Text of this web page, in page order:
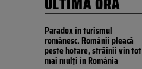
Paradox în turismul
românesc. Românii pleacă
peste hotare, străinii vin tot
mai mulți în România